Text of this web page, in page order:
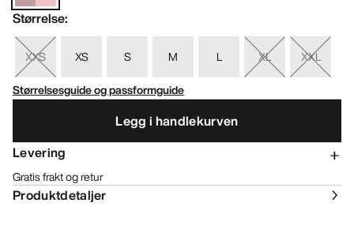
Størrelse:
XXS XS S M L XL
XXL
Størrelsesguide og passformguide
Legg i handlekurven
Levering
Gratis frakt og retur
Produktdetaljer